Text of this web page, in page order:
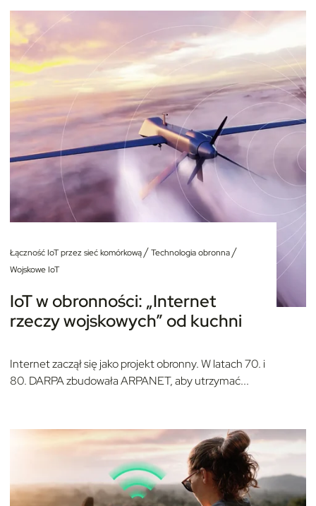
Łączność IoT przez sieć komórkową/Technologia obronna/
Wojskowe IoT
IoT w obronności: „Internet
rzeczy wojskowych” od kuchni
Internet zaczął się jako projekt obronny. W latach 70. i
80. DARPA zbudowała ARPANET, aby utrzymać...